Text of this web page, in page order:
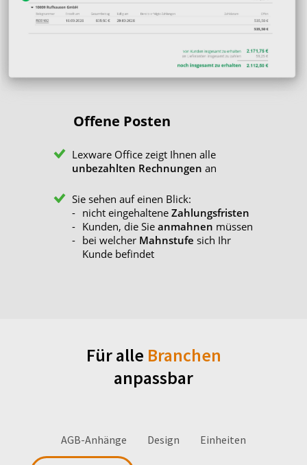
Offene Posten
Lexware Office zeigt Ihnen alle
unbezahlten Rechnungen an
Sie sehen auf einen Blick:
nicht eingehalteneZahlungsfristen
Kunden, die Sieanmahnen müssen
bei welcher Mahnstufe sich Ihr
Kunde befindet
Für alle Branchen
anpassbar
AGB-Anhänge Design Einheiten